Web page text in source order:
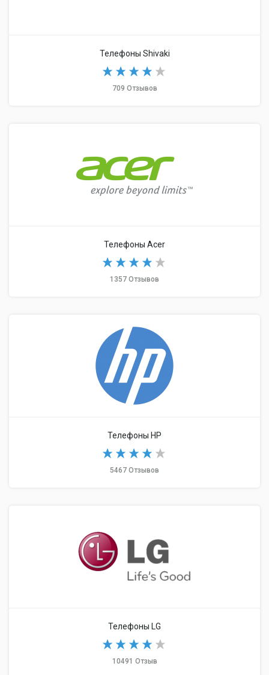
Телефоны Shivaki
709 Отзывов
Телефоны Acer
1357 Отзывов
Телефоны HP
5467 Отзывов
Телефоны LG
10491 Отзыв